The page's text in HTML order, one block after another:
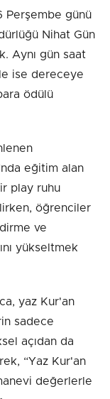
Perşembe günü
Nihat Gün
Aynı gün saat
ise dereceye
ödülü
eğitim alan
play ruhu
öğrenciler
ve
yükseltmek
yaz Kur'an
sadece
açıdan da
“Yaz Kur'an
değerlerle